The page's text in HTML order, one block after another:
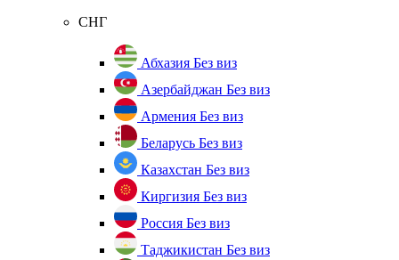
СНГ
Абхазия Без виз
Азербайджан Без виз
Армения Без виз
Беларусь Без виз
Казахстан Без виз
Киргизия Без виз
Россия Без виз
Таджикистан Без виз